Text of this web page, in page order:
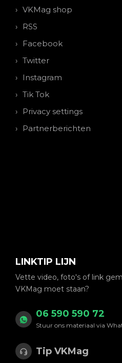
VKMag shop
RSS
Facebook
Twitter
Instagram
Tik Tok
Privacy settings
Partnerberichten
LINKTIP LIJN
Vette video, foto's of link
VKMag moet staan?
06 590 590 72
Stuur ons materiaal via
Tip VKMag